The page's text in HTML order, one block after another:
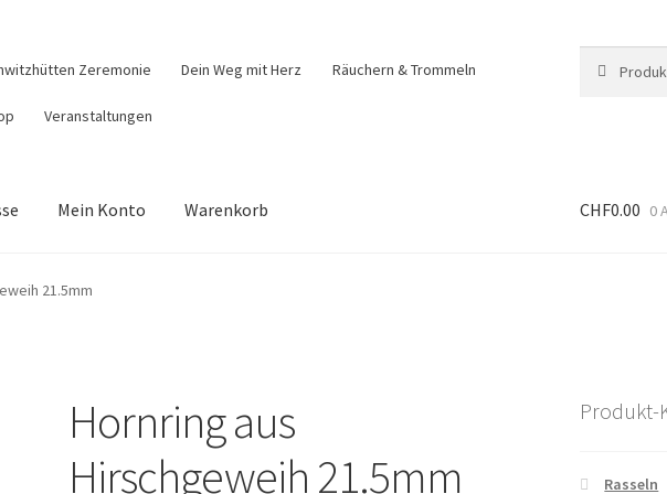
Zeremonie Dein Weg mit Herz Räuchern & Trommeln
Veranstaltungen
nach:
Mein Konto Warenkorb
& Trommeln
CHF0.00 0
21.5mm
Hornring aus
Hirschgeweih 21.5mm
Produkt-
Rasseln